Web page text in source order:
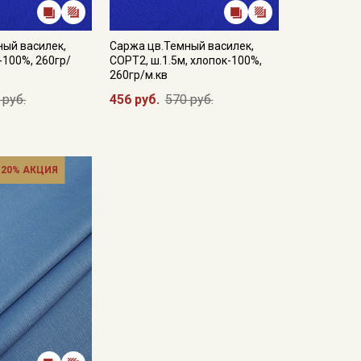
василек,
260гр/
Саржа цв.Темный василек,
СОРТ2, ш.1.5м, хлопок-100%,
260гр/м.кв
456 руб. 570 руб.
АКЦИЯ